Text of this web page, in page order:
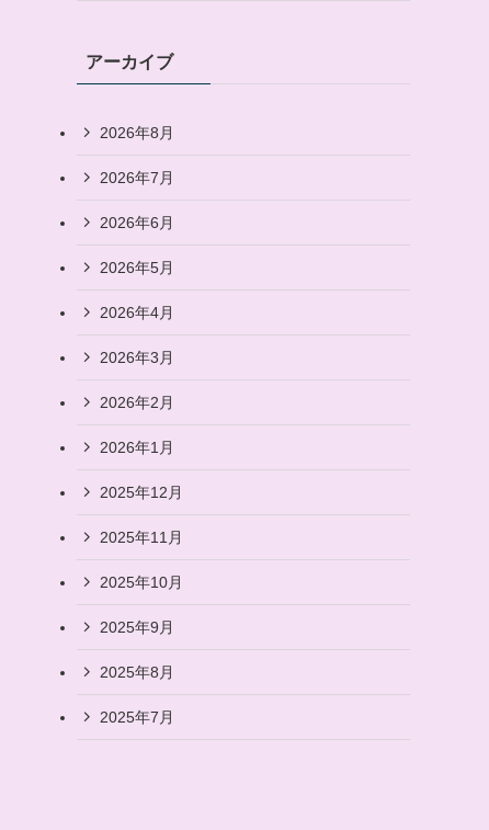
アーカイブ
2026年8月
2026年7月
2026年6月
2026年5月
2026年4月
2026年3月
2026年2月
2026年1月
2025年12月
2025年11月
2025年10月
2025年9月
2025年8月
2025年7月